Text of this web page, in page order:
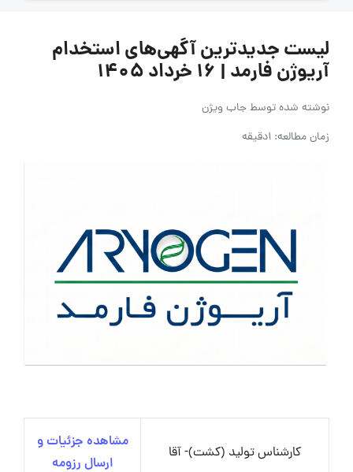
لیست جدیدترین آگهی‌های استخدام
آریوژن فارمد | ۱۶ خرداد ۱۴۰۵
نوشته شده توسطجاب ویژن
زمان مطالعه: 1دقیقه
کارشناس تولید (کشت)- آقا
مشاهده جزئیات و
ارسال رزومه